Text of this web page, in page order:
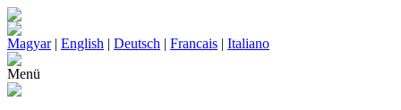
Magyar| English | Deutsch | Francais | Italiano
Menü